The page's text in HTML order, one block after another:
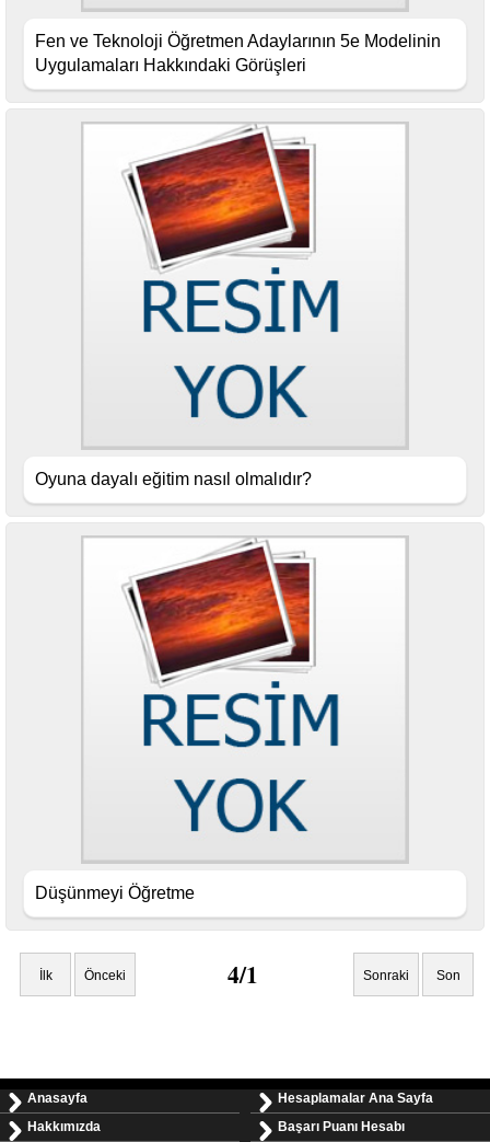
Fen ve Teknoloji Öğretmen Adaylarının 5e Modelinin
Uygulamaları Hakkındaki Görüşleri
Oyuna dayalı eğitim nasıl olmalıdır?
Düşünmeyi Öğretme
İlk Önceki 4/1 Sonraki Son
Anasayfa
Hakkımızda
Hesaplamalar Ana Sayfa
Başarı Puanı Hesabı